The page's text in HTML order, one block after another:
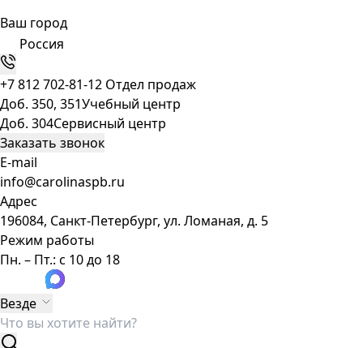
Ваш город
Россия
+7 812 702-81-12 Отдел продаж
Доб. 350, 351Учебный центр
Доб. 304Сервисный центр
Заказать звонок
E-mail
info@carolinaspb.ru
Адрес
196084, Санкт-Петербург, ул. Ломаная, д. 5
Режим работы
Пн. – Пт.: с 10 до 18
Везде